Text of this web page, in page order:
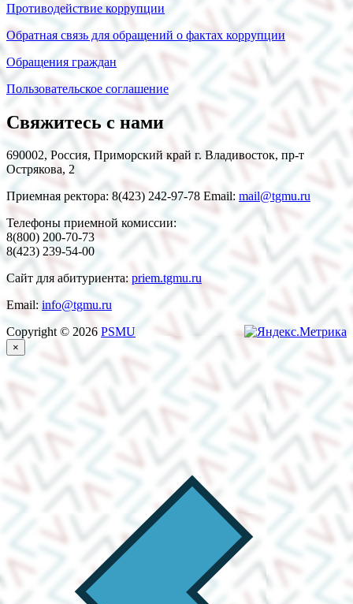
Противодействие коррупции
Обратная связь для обращений о фактах коррупции
Обращения граждан
Пользовательское соглашение
Свяжитесь с нами
690002, Россия, Приморский край г. Владивосток, пр-т
Острякова, 2
Приемная ректора: 8(423) 242-97-78 Email: mail@tgmu.ru
Телефоны приемной комиссии:
8(800) 200-70-73
8(423) 239-54-00
Сайт для абитуриента: priem.tgmu.ru
Email: info@tgmu.ru
Copyright © 2026 PSMU
×